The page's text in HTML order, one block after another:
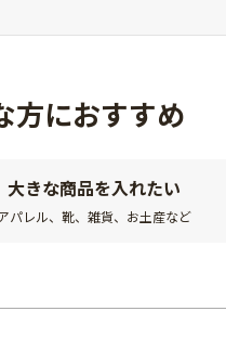
方におすすめ
大きな商品を入れたい
パレル、靴、雑貨、お土産など